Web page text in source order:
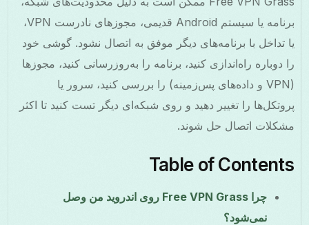
برنامه یا سیستم Android قدیمی، مجوزهای نادرست VPN،
یا تداخل با برنامه‌های دیگر موفق به اتصال نشود. گوشی خود
را دوباره راه‌اندازی کنید، برنامه را به‌روزرسانی کنید، مجوزها
(VPN و داده‌های پس‌زمینه) را بررسی کنید، سرور یا
پروتکل‌ها را تغییر دهید و روی شبکه‌ای دیگر تست کنید تا اکثر
مشکلات اتصال حل شوند.
Table of Contents
چرا Free VPN Grass روی اندروید من وصل
نمی‌شود؟